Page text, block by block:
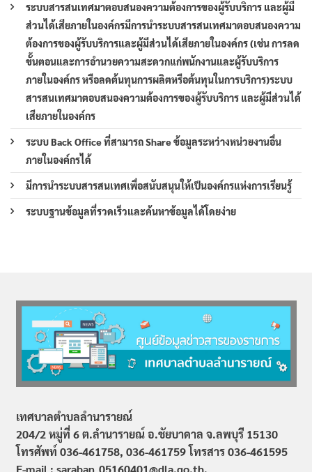
ระบบสารสนเทศมาตอบสนองความต้องการของผู้รับบริการ และผู้มี
ส่วนได้เสียภายในองค์กรมีการนำระบบสารสนเทศมาตอบสนองความ
ต้องการของผู้รับบริการและผู้มีส่วนได้เสียภายในองค์กร (เช่น การลด
ขั้นตอนและการอำนวยความสะดวกแก่พนักงานและผู้รับบริการ
ภายในองค์กร หรือลดต้นทุนการผลิตหรือต้นทุนในการบริการ)ระบบ
สารสนเทศมาตอบสนองความต้องการของผู้รับบริการ และผู้มีส่วนได้
เสียภายในองค์กร
ระบบ Back Office ที่สามารถ Share ข้อมูลระหว่างหน่วยงานอื่น
ภายในองค์กรได้
มีการนำระบบสารสนเทศเพื่อสนับสนุนให้เป็นองค์กรแห่งการเรียนรู้
ระบบฐานข้อมูลที่รวดเร็วและค้นหาข้อมูลได้โดยง่าย
เทศบาลตำบลลำนารายณ์
204/2 หมู่ที่ 6 ต.ลำนารายณ์ อ.ชัยบาดาล จ.ลพบุรี 15130
โทรศัพท์ 036-461758, 036-461759 โทรสาร 036-461595
E-mail : saraban_05160401@dla.go.th,